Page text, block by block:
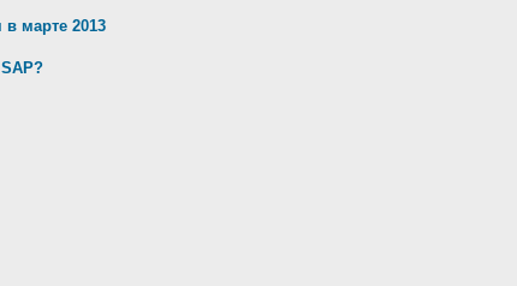
в марте 2013